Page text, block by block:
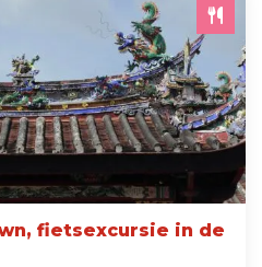
fietsexcursie in de